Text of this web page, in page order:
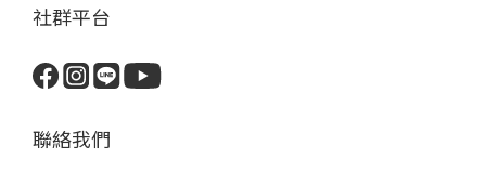
社群平台
聯絡我們